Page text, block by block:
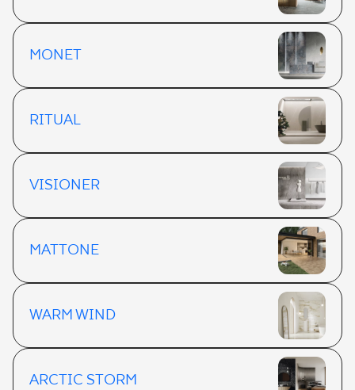
MONET
RITUAL
VISIONER
MATTONE
WARM WIND
ARCTIC STORM